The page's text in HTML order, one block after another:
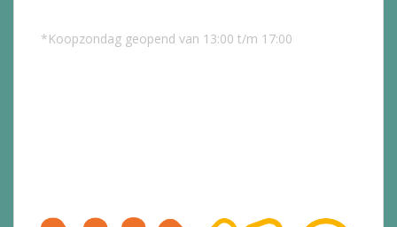
*Koopzondag geopend van 13:00 t/m 17:00